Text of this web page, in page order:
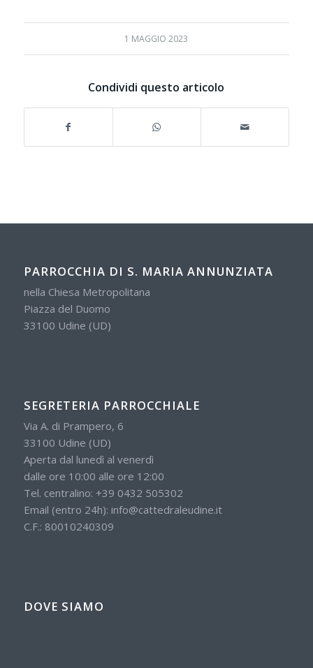
1 MAGGIO 2023
Condividi questo articolo
PARROCCHIA DI S. MARIA ANNUNZIATA
nella Chiesa Metropolitana
Piazza del Duomo
33100 Udine (UD)
SEGRETERIA PARROCCHIALE
Via A. di Prampero, 6
33100 Udine (UD)
Aperta dal lunedì al venerdì
dalle ore 10:00 alle ore 12:00
Tel. centralino: +39 0432 505302
Email (entro 24h): info@cattedraleudine.it
C.F.: 80010240309
DOVE SIAMO